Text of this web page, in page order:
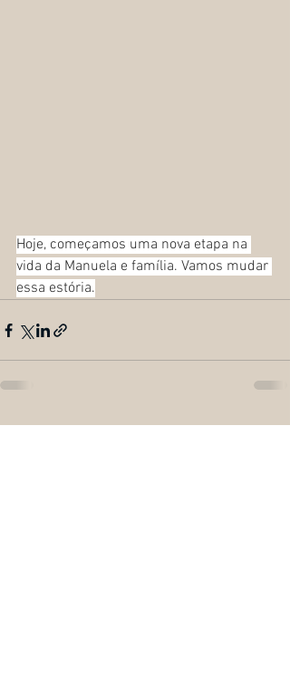
Hoje, começamos uma nova etapa na
vida da Manuela e família. Vamos mudar
essa estória.